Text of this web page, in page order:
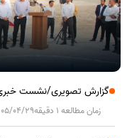
گزارش تصویری/نشست
زمان مطالعه 1 دقیقه 05/04/29